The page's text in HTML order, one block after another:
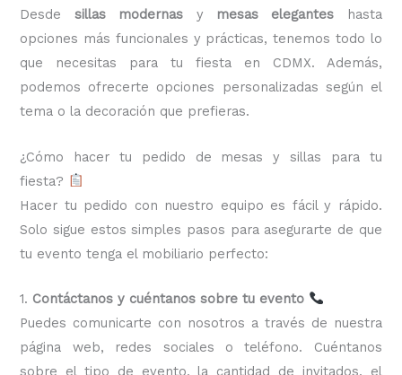
Desde sillas modernas y mesas elegantes hasta
opciones más funcionales y prácticas, tenemos todo lo
que necesitas para tu fiesta en CDMX. Además,
podemos ofrecerte opciones personalizadas según el
tema o la decoración que prefieras.
¿Cómo hacer tu pedido de mesas y sillas para tu
fiesta?
Hacer tu pedido con nuestro equipo es fácil y rápido.
Solo sigue estos simples pasos para asegurarte de que
tu evento tenga el mobiliario perfecto:
1. Contáctanos y cuéntanos sobre tu evento
Puedes comunicarte con nosotros a través de nuestra
página web, redes sociales o teléfono. Cuéntanos
sobre el tipo de evento, la cantidad de invitados, el